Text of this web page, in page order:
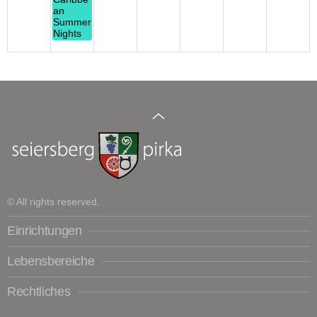
an
Summer
Nights
© All rights reserved.
Einrichtungen
Lebensbereiche
Rechtliches